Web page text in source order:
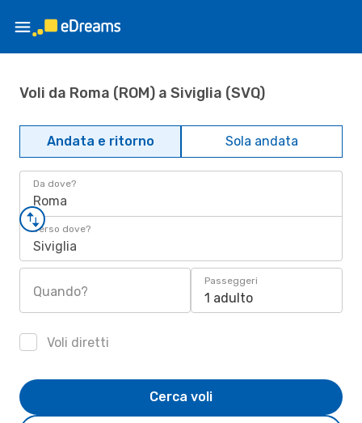
Voli da Roma (ROM) a Siviglia (SVQ)
Andata e ritorno Sola andata
Da dove?
Roma
Verso dove?
Siviglia
Quando?
Passeggeri
1 adulto
Voli diretti
Cerca voli